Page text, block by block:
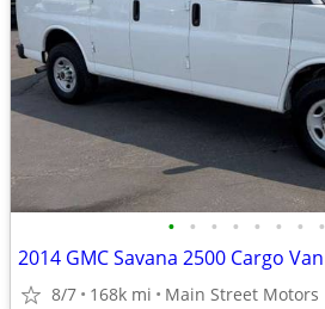
• • • • • • • •
2014 GMC Savana 2500 Cargo Van
8/7 168k mi Main Street Motors